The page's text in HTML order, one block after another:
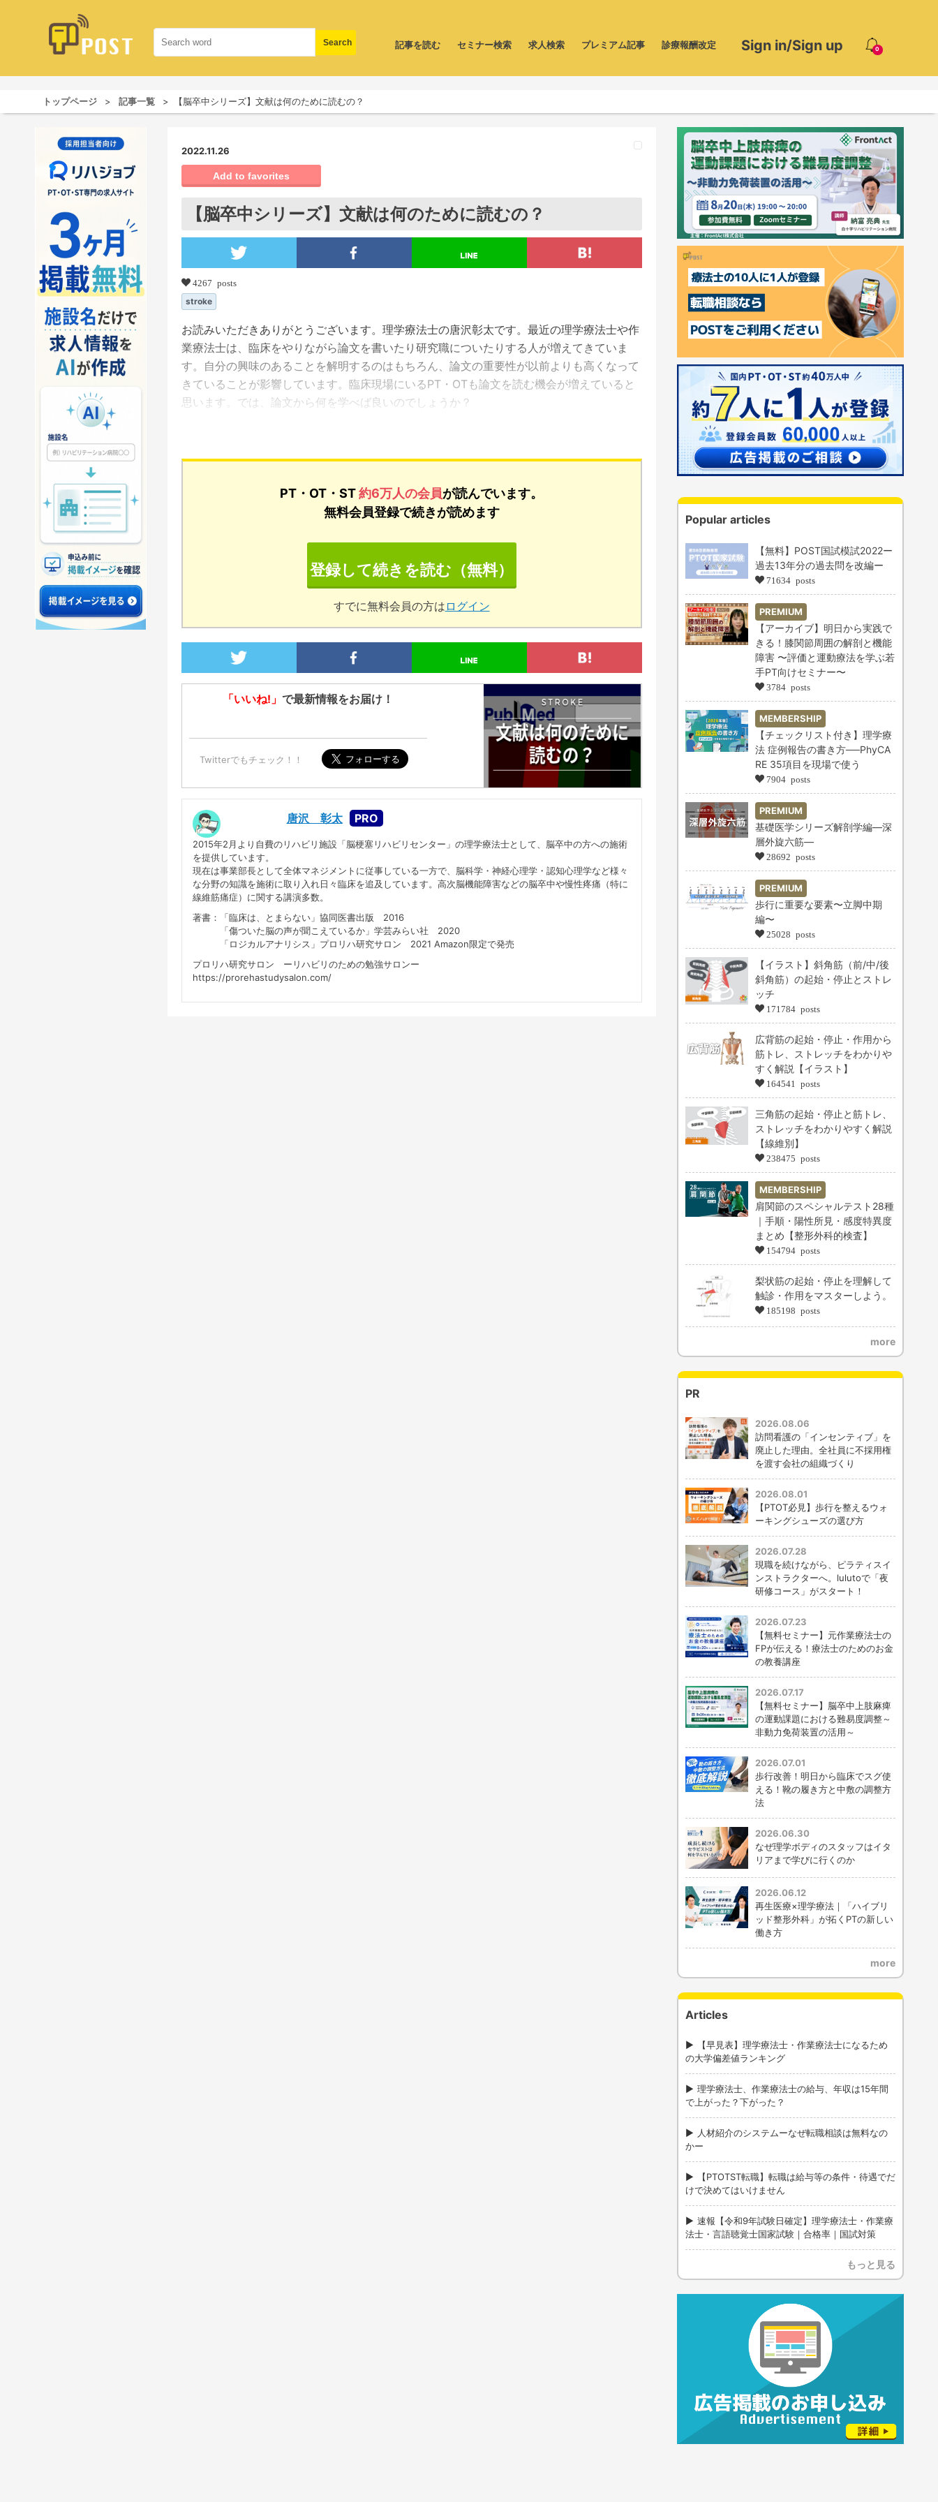
0
Sign in/Sign up
記事を読む セミナー検索 求人検索 プレミアム記事 診療報酬改定
トップページ 記事一覧 【脳卒中シリーズ】文献は何のために読むの？
2022.11.26
Add to favorites
【脳卒中シリーズ】文献は何のために読むの？
4267 posts
stroke
お読みいただきありがとうございます。理学療法士の唐沢彰太です。最近の理学療法士や作
業療法士は、臨床をやりながら論文を書いたり研究職についたりする人が増えてきていま
す。自分の興味のあることを解明するのはもちろん、論文の重要性が以前よりも高くなって
きていることが影響しています。臨床現場にいるPT・OTも論文を読む機会が増えていると
思います。では、論文から何を学べば良いのでしょうか？
PT・OT・ST約6万人の会員が読んでいます。
無料会員登録で続きが読めます
登録して続きを読む（無料）
すでに無料会員の方は ログイン
「いいね!」 で最新情報をお届け！
Twitterでもチェック！！
唐沢 彰太
2015年2月より自費のリハビリ施設「脳梗塞リハビリセンター」の理学療法士として、脳卒中の方への施術
を提供しています。
現在は事業部長として全体マネジメントに従事している一方で、脳科学・神経心理学・認知心理学など様々
な分野の知識を施術に取り入れ日々臨床を追及しています。高次脳機能障害などの脳卒中や慢性疼痛（特に
線維筋痛症）に関する講演多数。
著書：「臨床は、とまらない」協同医書出版 2016
「傷ついた脳の声が聞こえているか」学芸みらい社 2020
「ロジカルアナリシス」プロリハ研究サロン 2021 Amazon限定で発売
プロリハ研究サロン ーリハビリのための勉強サロンー
https://prorehastudysalon.com/
Popular articles
【無料】POST国試模試2022ー
過去13年分の過去問を改編ー
71634 posts
PREMIUM
【アーカイブ】明日から実践で
きる！膝関節周囲の解剖と機能
障害 〜評価と運動療法を学ぶ若
手PT向けセミナー〜
3784 posts
MEMBERSHIP
【チェックリスト付き】理学療
法 症例報告の書き方──PhyCA
RE 35項目を現場で使う
7904 posts
PREMIUM
基礎医学シリーズ解剖学編―深
層外旋六筋―
28692 posts
PREMIUM
歩行に重要な要素〜立脚中期
編〜
25028 posts
【イラスト】斜角筋（前/中/後
斜角筋）の起始・停止とストレ
ッチ
171784 posts
広背筋の起始・停止・作用から
筋トレ、ストレッチをわかりや
すく解説【イラスト】
164541 posts
三角筋の起始・停止と筋トレ、
ストレッチをわかりやすく解説
【線維別】
238475 posts
MEMBERSHIP
肩関節のスペシャルテスト28種
｜手順・陽性所見・感度特異度
まとめ【整形外科的検査】
154794 posts
梨状筋の起始・停止を理解して
触診・作用をマスターしよう。
185198 posts
more
PR
2026.08.06
訪問看護の「インセンティブ」を
廃止した理由。全社員に不採用権
を渡す会社の組織づくり
2026.08.01
【PTOT必見】歩行を整えるウォ
ーキングシューズの選び方
2026.07.28
現職を続けながら、ピラティスイ
ンストラクターへ。lulutoで「夜
研修コース」がスタート！
2026.07.23
【無料セミナー】元作業療法士の
FPが伝える！療法士のためのお金
の教養講座
2026.07.17
【無料セミナー】脳卒中上肢麻痺
の運動課題における難易度調整～
非動力免荷装置の活用～
2026.07.01
歩行改善！明日から臨床でスグ使
える！靴の履き方と中敷の調整方
法
2026.06.30
なぜ理学ボディのスタッフはイタ
リアまで学びに行くのか
2026.06.12
再生医療×理学療法｜「ハイブリ
ッド整形外科」が拓くPTの新しい
働き方
more
Articles
【早見表】理学療法士・作業療法士になるため
の大学偏差値ランキング
理学療法士、作業療法士の給与、年収は15年間
で上がった？下がった？
人材紹介のシステムーなぜ転職相談は無料なの
かー
【PTOTST転職】転職は給与等の条件・待遇でだ
けで決めてはいけません
速報【令和9年試験日確定】理学療法士・作業療
法士・言語聴覚士国家試験｜合格率｜国試対策
もっと見る